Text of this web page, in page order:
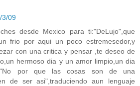
3/09
desde Mexico para ti:"DeLujo",que
frio por aqui un poco estremesedor,y
con una critica y pensar ,te deseo de
hermoso dia y un amor limpio,un dia
"No por que las cosas son de una
de ser asi",traduciendo aun lenguaje